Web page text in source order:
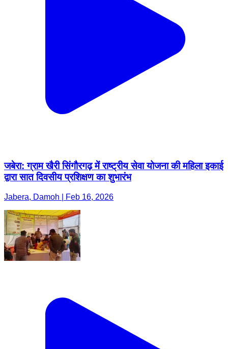
जबेरा: ग्राम खैरी सिंगौरगढ़ में राष्ट्रीय सेवा योजना की महिला इकाई
द्वारा सात दिवसीय प्रशिक्षण का शुभारंभ
Jabera, Damoh | Feb 16, 2026